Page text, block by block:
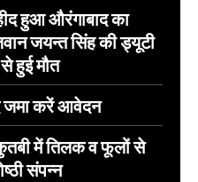
हुआ औरंगाबाद का
जयन्त सिंह की ड्यूटी
हुई मौत
जमा करें आवेदन
कुतबी में तिलक व फूलों से
संपन्न